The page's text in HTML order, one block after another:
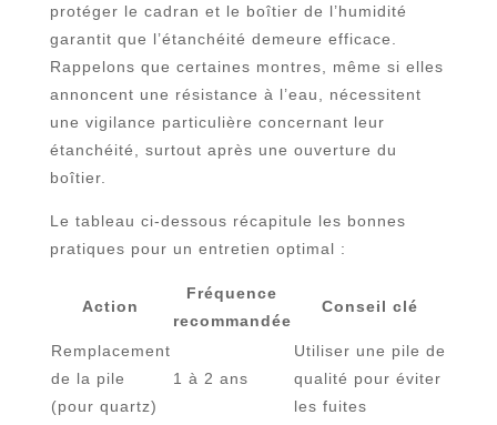
protéger le cadran et le boîtier de l’humidité
garantit que l’étanchéité demeure efficace.
Rappelons que certaines montres, même si elles
annoncent une résistance à l’eau, nécessitent
une vigilance particulière concernant leur
étanchéité, surtout après une ouverture du
boîtier.
Le tableau ci-dessous récapitule les bonnes
pratiques pour un entretien optimal :
Action
Fréquence
recommandée
Conseil clé
Remplacement
de la pile
(pour quartz)
1 à 2 ans
Utiliser une pile de
qualité pour éviter
les fuites